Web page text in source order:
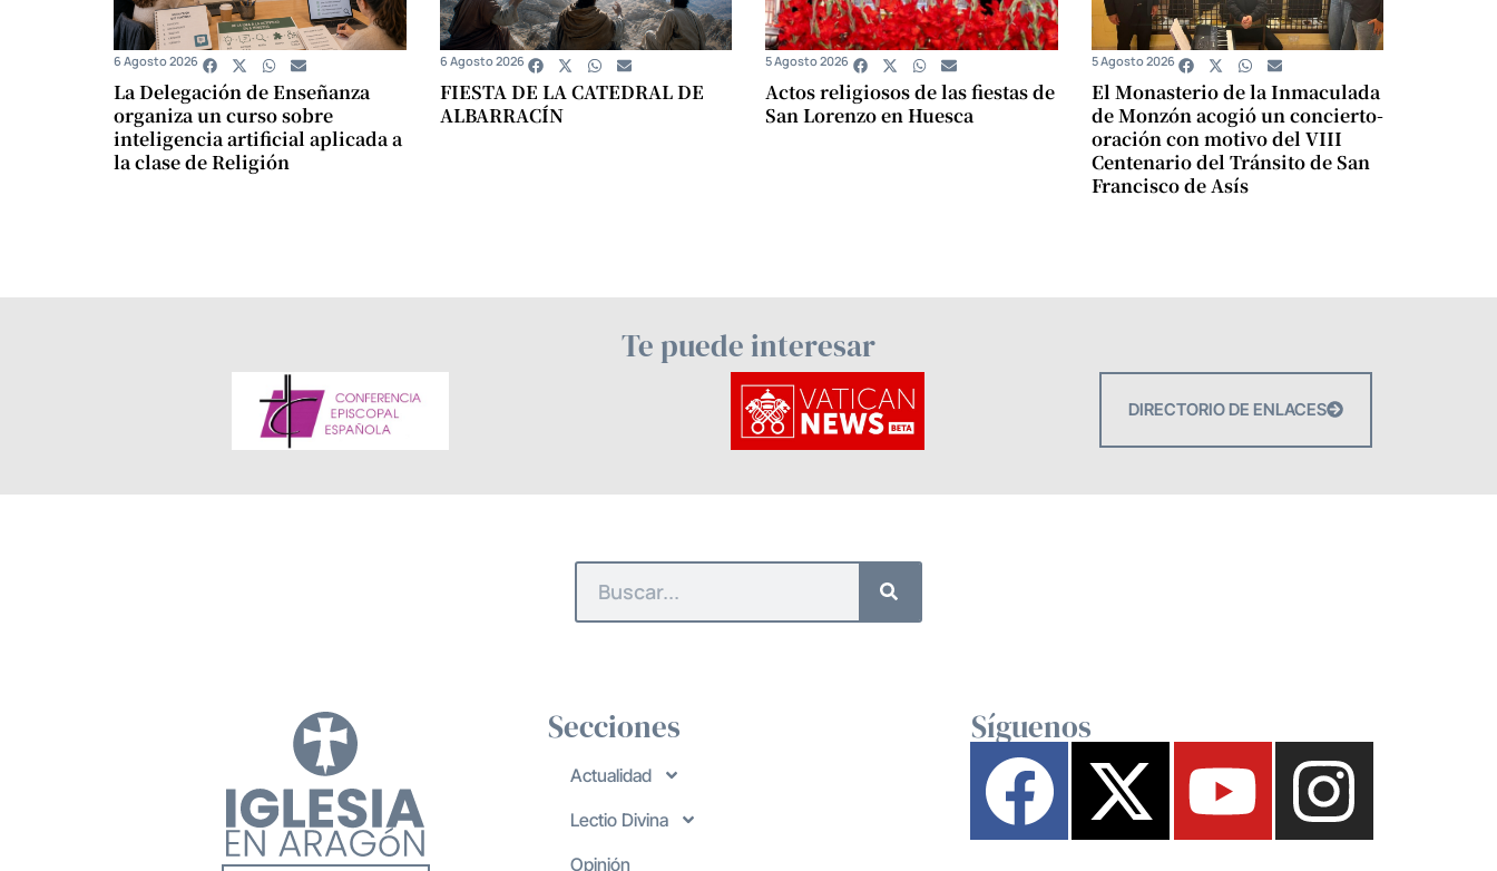
La Delegación de Enseñanza
organiza un curso sobre
inteligencia artificial aplicada a
la clase de Religión
6 Agosto 2026
FIESTA DE LA CATEDRAL DE
ALBARRACÍN
6 Agosto 2026
Actos religiosos de las fiestas de
San Lorenzo en Huesca
5 Agosto 2026
El Monasterio de la Inmaculada
de Monzón acogió un concierto-
oración con motivo del VIII
Centenario del Tránsito de San
Francisco de Asís
5 Agosto 2026
Te puede interesar
DIRECTORIO DE ENLACES
Secciones
Actualidad
Lectio Divina
Opinión
Síguenos